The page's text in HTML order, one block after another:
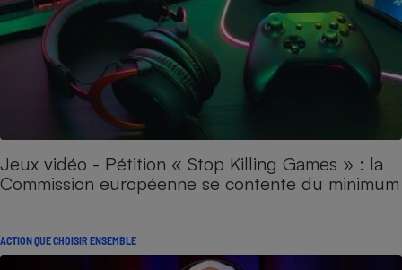
Jeux vidéo - Pétition « Stop Killing Games » : la
Commission européenne se contente du minimum​​​​​​
ACTION QUE CHOISIR ENSEMBLE